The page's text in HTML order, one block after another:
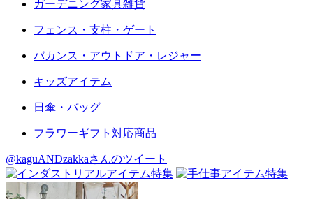
ガーデニング家具雑貨
フェンス・支柱・ゲート
バカンス・アウトドア・レジャー
キッズアイテム
日傘・バッグ
フラワーギフト対応商品
@kaguANDzakkaさんのツイート